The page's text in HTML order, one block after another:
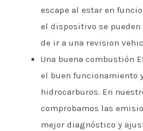
escape al estar en
el dispositivo se
de ir a una revision
Una buena combustión
el buen funcionamiento
hidrocarburos. En
comprobamos las
mejor diagnóstico y